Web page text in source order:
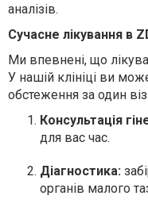
аналізів.
Сучасне лікування в
Ми впевнені, що
У нашій клініці ви
обстеження за один
Консультація
для вас час.
Діагностика:
органів малого